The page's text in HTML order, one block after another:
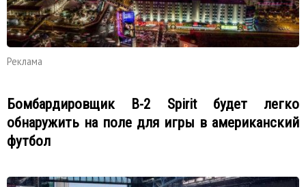
Реклама
Бомбардировщик B-2 Spirit будет легко
обнаружить на поле для игры в американский
футбол